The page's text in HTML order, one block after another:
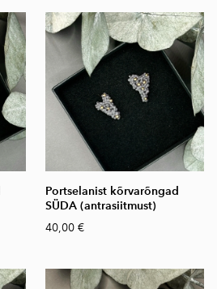
Portselanist kõrvarõngad
SÜDA (antrasiitmust)
40,00 €